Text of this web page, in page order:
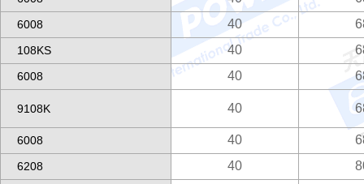
6008 40
108KS 40
6008 40
9108K 40
6008 40
6208 40